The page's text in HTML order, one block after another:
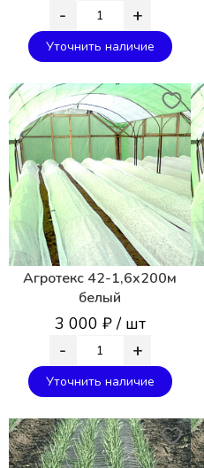
- +
Уточнить наличие
Агротекс 42-1,6х200м
белый
3 000 ₽ / шт
- +
Уточнить наличие